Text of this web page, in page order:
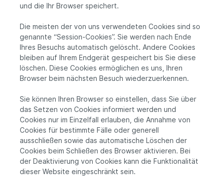
und die Ihr Browser speichert.
Die meisten der von uns verwendeten Cookies sind so
genannte “Session-Cookies”. Sie werden nach Ende
Ihres Besuchs automatisch gelöscht. Andere Cookies
bleiben auf Ihrem Endgerät gespeichert bis Sie diese
löschen. Diese Cookies ermöglichen es uns, Ihren
Browser beim nächsten Besuch wiederzuerkennen.
Sie können Ihren Browser so einstellen, dass Sie über
das Setzen von Cookies informiert werden und
Cookies nur im Einzelfall erlauben, die Annahme von
Cookies für bestimmte Fälle oder generell
ausschließen sowie das automatische Löschen der
Cookies beim Schließen des Browser aktivieren. Bei
der Deaktivierung von Cookies kann die Funktionalität
dieser Website eingeschränkt sein.